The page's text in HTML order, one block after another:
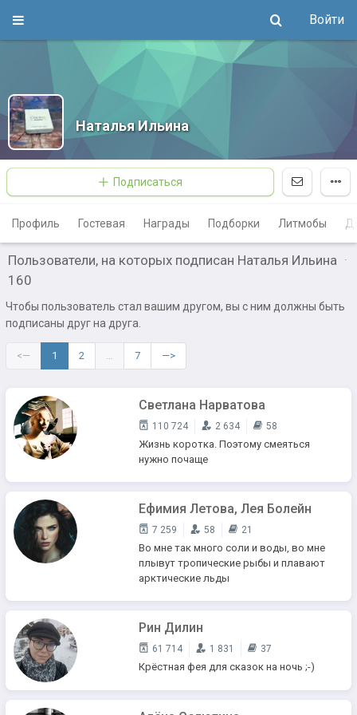
Войти
Наталья Ильина
Подписаться
Профиль Гостевая Награды Подборки Литмобы
Пользователи, на которых подписан Наталья Ильина ·
160
Чтобы пользователь стал вашим другом, вы с ним должны быть
подписаны друг на друга.
<— 1 2 … 7 —>
Светлана Нарватова
110 724 2 634 58
Жизнь коротка. Поэтому смеяться
нужно почаще
Ефимия Летова, Лея Болейн
7 259 58 21
Во мне так много соли и воды, во мне
плывут тропические рыбы и плавают
арктические льды
Рин Дилин
61 714 1 831 37
Крёстная фея для сказок на ночь ;-)